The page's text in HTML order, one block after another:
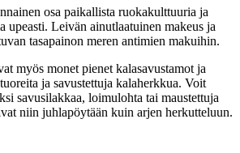
osa paikallista ruokakulttuuria ja
upeasti. Leivän ainutlaatuinen makeus ja
tasapainon meren antimien makuihin.
myös monet pienet kalasavustamot ja
ja savustettuja kalaherkkua. Voit
savusilakkaa, loimulohta tai maustettuja
niin juhlapöytään kuin arjen herkutteluun.